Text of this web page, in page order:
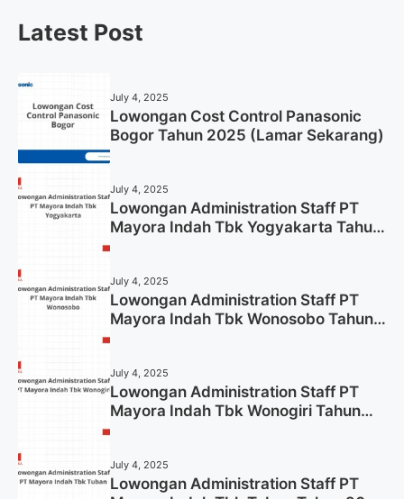
Latest Post
July 4, 2025
Lowongan Cost Control Panasonic
Bogor Tahun 2025 (Lamar Sekarang)
July 4, 2025
Lowongan Administration Staff PT
Mayora Indah Tbk Yogyakarta Tahun
July 4, 2025
Lowongan Administration Staff PT
Mayora Indah Tbk Wonosobo Tahun
July 4, 2025
Lowongan Administration Staff PT
Mayora Indah Tbk Wonogiri Tahun
July 4, 2025
Lowongan Administration Staff PT